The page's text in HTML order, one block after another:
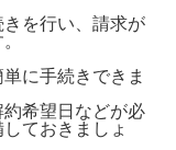
を行い、請求が
に手続きできま
希望日などが必
ておきましょ